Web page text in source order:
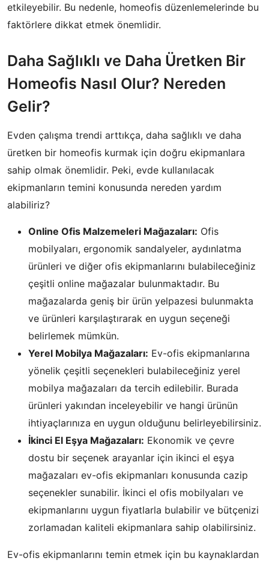
etkileyebilir. Bu nedenle, homeofis düzenlemelerinde bu
faktörlere dikkat etmek önemlidir.
Daha Sağlıklı ve Daha Üretken Bir
Homeofis Nasıl Olur? Nereden
Gelir?
Evden çalışma trendi arttıkça, daha sağlıklı ve daha
üretken bir homeofis kurmak için doğru ekipmanlara
sahip olmak önemlidir. Peki, evde kullanılacak
ekipmanların temini konusunda nereden yardım
alabiliriz?
Online Ofis Malzemeleri Mağazaları: Ofis
mobilyaları, ergonomik sandalyeler, aydınlatma
ürünleri ve diğer ofis ekipmanlarını bulabileceğiniz
çeşitli online mağazalar bulunmaktadır. Bu
mağazalarda geniş bir ürün yelpazesi bulunmakta
ve ürünleri karşılaştırarak en uygun seçeneği
belirlemek mümkün.
Yerel Mobilya Mağazaları: Ev-ofis ekipmanlarına
yönelik çeşitli seçenekleri bulabileceğiniz yerel
mobilya mağazaları da tercih edilebilir. Burada
ürünleri yakından inceleyebilir ve hangi ürünün
ihtiyaçlarınıza en uygun olduğunu belirleyebilirsiniz.
İkinci El Eşya Mağazaları: Ekonomik ve çevre
dostu bir seçenek arayanlar için ikinci el eşya
mağazaları ev-ofis ekipmanları konusunda cazip
seçenekler sunabilir. İkinci el ofis mobilyaları ve
ekipmanlarını uygun fiyatlarla bulabilir ve bütçenizi
zorlamadan kaliteli ekipmanlara sahip olabilirsiniz.
Ev-ofis ekipmanlarını temin etmek için bu kaynaklardan